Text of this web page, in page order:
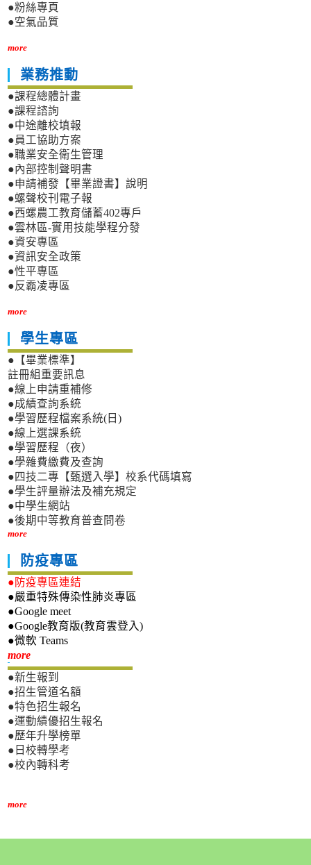
●粉絲專頁
●空氣品質
more
業務推動
●課程總體計畫
●課程諮詢
●中途離校填報
●員工協助方案
●職業安全衛生管理
●內部控制聲明書
●申請補發【畢業證書】說明
●螺聲校刊電子報
●西螺農工教育儲蓄402專戶
●雲林區-實用技能學程分發
●資安專區
●資訊安全政策
●性平專區
●反霸凌專區
more
學生專區
●【畢業標準】
註冊組重要訊息
●線上申請重補修
●成績查詢系統
●學習歷程檔案系統(日)
●線上選課系統
●學習歷程（夜）
●學雜費繳費及查詢
●四技二專【甄選入學】校系代碼填寫
●學生評量辦法及補充規定
●中學生網站
●後期中等教育普查問卷
more
防疫專區
●防疫專區連結
●嚴重特殊傳染性肺炎專區
●Google meet
●Google教育版(教育雲登入)
●微軟 Teams
more新生專區
●新生報到
●招生管道名額
●特色招生報名
●運動績優招生報名
●歷年升學榜單
●日校轉學考
●校內轉科考
more